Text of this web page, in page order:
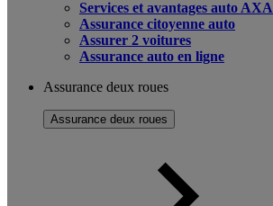
Services et avantages auto AXA
Assurance citoyenne auto
Assurer 2 voitures
Assurance auto en ligne
Assurance deux roues
Assurance deux roues